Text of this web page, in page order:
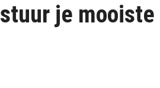
stuur je mooiste